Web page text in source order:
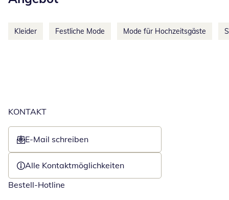
Kleider Festliche Mode Mode für Hochzeitsgäste
KONTAKT
E-Mail schreiben
Öffnet E-Mail-Client
Alle Kontaktmöglichkeiten
Bestell-Hotline